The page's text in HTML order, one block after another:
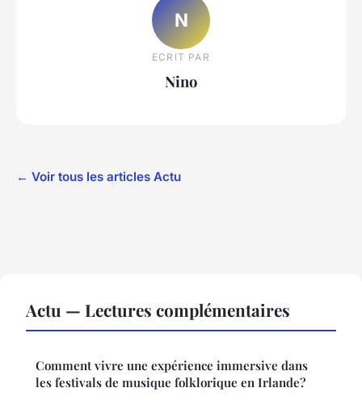
N
ECRIT PAR
Nino
← Voir tous les articles Actu
Actu — Lectures complémentaires
Comment vivre une expérience immersive dans
les festivals de musique folklorique en Irlande?